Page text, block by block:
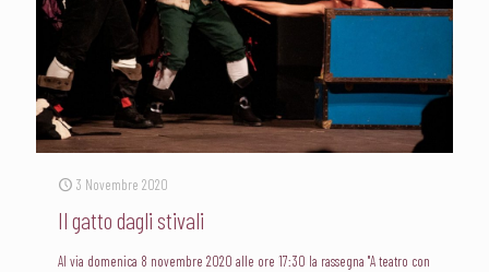
3 Novembre 2020
Il gatto dagli stivali
Al via domenica 8 novembre 2020 alle ore 17:30 la rassegna "A teatro con